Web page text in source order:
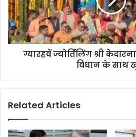
ग्यारहवें ज्योर्तिलिंग श्री
विधान के साथ
Related Articles